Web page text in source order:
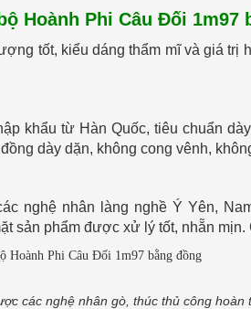
Hoành Phi Câu Đối 1m97
tốt, kiểu dáng thẩm mĩ và giá trị
khẩu từ Hàn Quốc, tiêu chuẩn
dày dặn, không cong vênh,
nghệ nhân làng nghề Ý Yên,
sản phẩm được xử lý tốt, nhẵn mịn.
các nghệ nhân gò, thúc thủ công hoàn